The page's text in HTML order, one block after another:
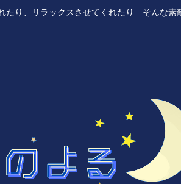
り、リラックスさせてくれたり…そんな素